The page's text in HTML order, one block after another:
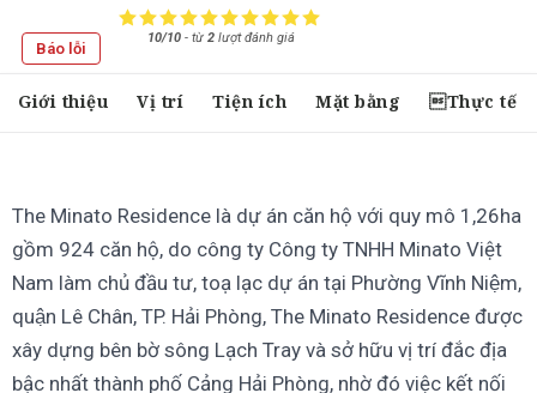
Báo lỗi
10/10- từ 2lượt đánh giá
Giới thiệu Vị trí Tiện ích Mặt bằng Thực tế
The Minato Residence là dự án căn hộ với quy mô 1,26ha
gồm 924 căn hộ, do công ty Công ty TNHH Minato Việt
Nam làm chủ đầu tư, toạ lạc dự án tại Phường Vĩnh Niệm,
quận Lê Chân, TP. Hải Phòng, The Minato Residence được
xây dựng bên bờ sông Lạch Tray và sở hữu vị trí đắc địa
bậc nhất thành phố Cảng Hải Phòng, nhờ đó việc kết nối